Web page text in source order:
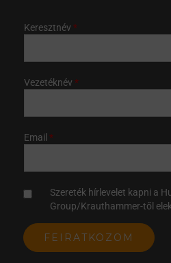
Keresztnév
Vezetéknév
Email
Szereték hírlevelet kapni a
Group/Krauthammer-től